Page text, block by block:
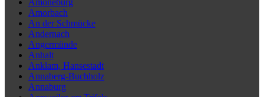
Amöneburg
Amorbach
An der Schmücke
Andernach
Angermünde
Anhalt
Anklam, Hansestadt
Annaberg-Buchholz
Annaburg